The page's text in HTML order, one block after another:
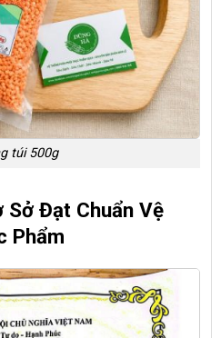
túi 500g
Sở Đạt Chuẩn Vệ
Phẩm